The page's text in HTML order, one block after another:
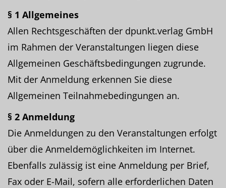
§ 1 Allgemeines
Allen Rechtsgeschäften der dpunkt.verlag GmbH
im Rahmen der Veranstaltungen liegen diese
Allgemeinen Geschäftsbedingungen zugrunde.
Mit der Anmeldung erkennen Sie diese
Allgemeinen Teilnahmebedingungen an.
§ 2 Anmeldung
Die Anmeldungen zu den Veranstaltungen erfolgt
über die Anmeldemöglichkeiten im Internet.
Ebenfalls zulässig ist eine Anmeldung per Brief,
Fax oder E-Mail, sofern alle erforderlichen Daten